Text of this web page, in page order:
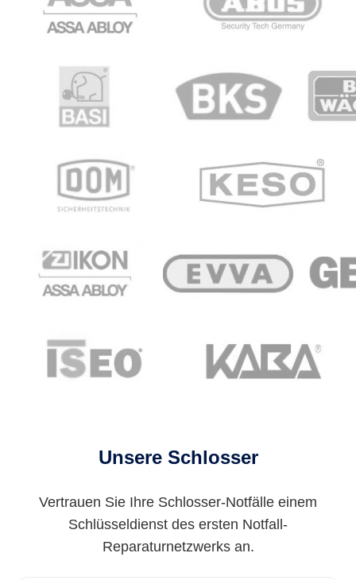
Unsere Schlosser
Vertrauen Sie Ihre Schlosser-Notfälle einem
Schlüsseldienst des ersten Notfall-
Reparaturnetzwerks an.